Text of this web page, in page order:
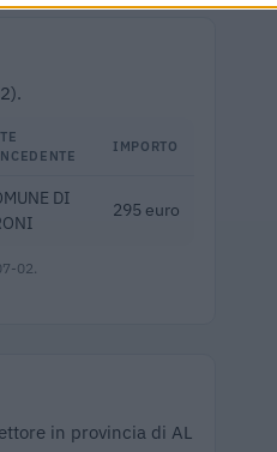
IMPORTO
DI
295 euro
02.
in provincia di AL